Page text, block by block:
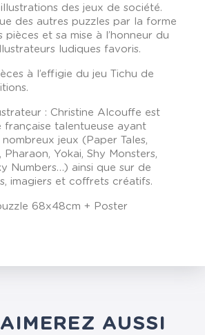
des jeux de société.
des autres puzzles par la forme
pièces et sa mise à l’honneur du
ludiques favoris.
à l’effigie du jeu Tichu de
: Christine Alcouffe est
française talentueuse ayant
jeux (Paper Tales,
Yokai, Shy Monsters,
Numbers…) ainsi que sur de
imagiers et coffrets créatifs.
68x48cm + Poster
AUSSI